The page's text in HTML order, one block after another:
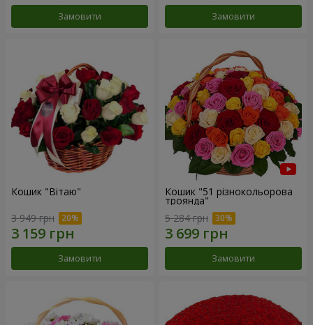
Замовити Замовити
Кошик "Вітаю"
3 949 грн
Замовити
Кошик "51 різнокольорова
троянда"
5 284 грн
Замовити